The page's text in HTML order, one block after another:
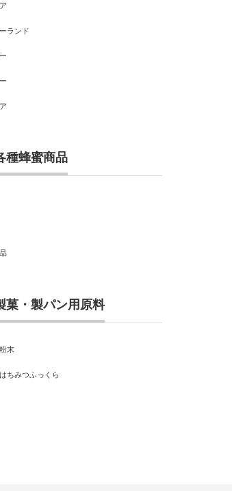
ランド
種蜂蜜商品
菓・製パン用原料
末
ちみつふっくら